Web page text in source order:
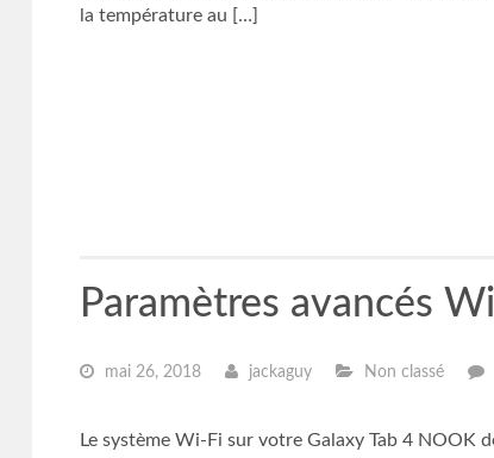
la température au […]
Paramètres avancés
mai 26, 2018 jackaguy Non classé
Le système Wi-Fi sur votre Galaxy Tab 4 NOOK